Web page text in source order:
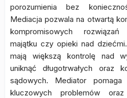
porozumienia bez
Mediacja pozwala na otwartą
kompromisowych
majątku czy opieki nad
mają większą kontrolę nad
uniknąć długotrwałych oraz
sądowych. Mediator
kluczowych problemów